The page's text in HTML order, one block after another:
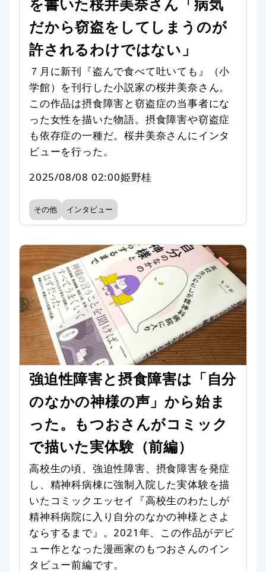
だから窃盗をしてしまうのが
許されるわけではない」
７月に新刊『盗んで食べて吐いても』（小
学館）を刊行した小説家の桜井美奈さん。
この作品は摂食障害と窃盗症の当事者にな
った女性を描いた物語。摂食障害や窃盗症
も依存症の一種だ。桜井美奈さんにインタ
ビューを行った。
2025/08/08 02:00姫野桂
その他 インタビュー
強迫性障害と摂食障害は「自分
のなかの神様の声」から始ま
った。もつおさんがコミック
で描いた実体験（前編）
高校生の頃、強迫性障害、摂食障害を発症
し、精神科病棟に強制入院した実体験を描
いたコミックエッセイ『高校生のわたしが
精神科病院に入り自分のなかの神様とさよ
ならするまで』。2021年、この作品がデビ
ュー作となった漫画家のもつおさんのイン
タビュー前編です。